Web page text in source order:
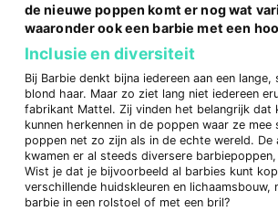
de nieuwe poppen komt er nog wat
waaronder ook een barbie met een
Inclusie en diversiteit
Bij Barbie denkt bijna iedereen aan een lange,
blond haar. Maar zo ziet lang niet iedereen
fabrikant Mattel. Zij vinden het belangrijk dat
kunnen herkennen in de poppen waar ze mee
poppen net zo zijn als in de echte wereld. De
kwamen er al steeds diversere
Wist je dat je bijvoorbeeld al barbies kunt
verschillende huidskleuren en lichaamsbouw,
barbie in een rolstoel of met een bril?